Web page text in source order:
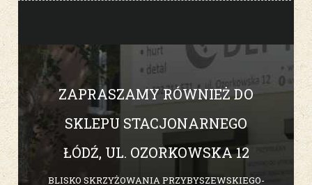
ZAPRASZAMY RÓWNIEŻ DO
SKLEPU STACJONARNEGO
ŁÓDŹ, UL. OZORKOWSKA 12
BLISKO SKRZYŻOWANIA PRZYBYSZEWSKIEGO-